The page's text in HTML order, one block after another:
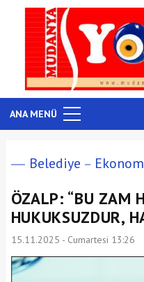
ANA MENÜ
Belediye
ÖZALP: “BU ZAM
HUKUKSUZDUR,
15.11.2025 - Cumartesi 13:26